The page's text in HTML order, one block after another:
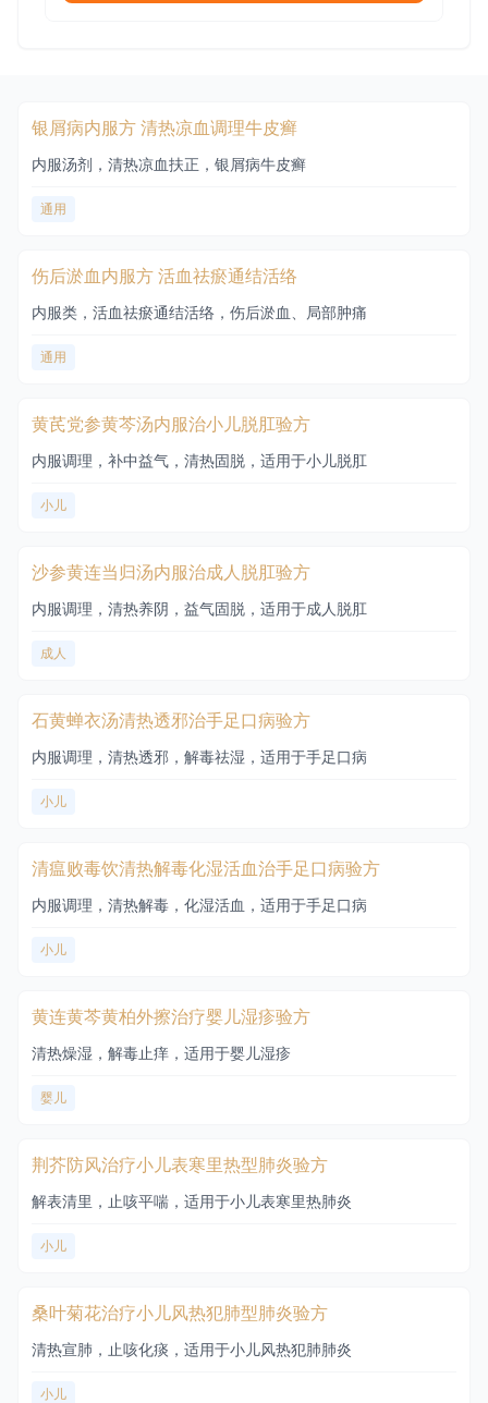
银屑病内服方 清热凉血调理牛皮癣
内服汤剂，清热凉血扶正，银屑病牛皮癣
通用
伤后淤血内服方 活血祛瘀通结活络
内服类，活血祛瘀通结活络，伤后淤血、局部肿痛
通用
黄芪党参黄芩汤内服治小儿脱肛验方
内服调理，补中益气，清热固脱，适用于小儿脱肛
小儿
沙参黄连当归汤内服治成人脱肛验方
内服调理，清热养阴，益气固脱，适用于成人脱肛
成人
石黄蝉衣汤清热透邪治手足口病验方
内服调理，清热透邪，解毒祛湿，适用于手足口病
小儿
清瘟败毒饮清热解毒化湿活血治手足口病验方
内服调理，清热解毒，化湿活血，适用于手足口病
小儿
黄连黄芩黄柏外擦治疗婴儿湿疹验方
清热燥湿，解毒止痒，适用于婴儿湿疹
婴儿
荆芥防风治疗小儿表寒里热型肺炎验方
解表清里，止咳平喘，适用于小儿表寒里热肺炎
小儿
桑叶菊花治疗小儿风热犯肺型肺炎验方
清热宣肺，止咳化痰，适用于小儿风热犯肺肺炎
小儿